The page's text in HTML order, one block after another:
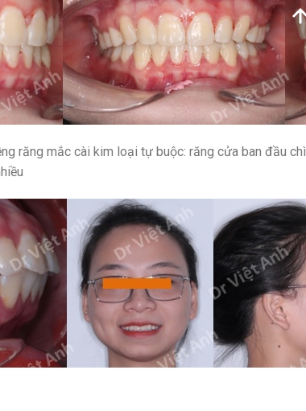
răng mắc cài kim loại tự buộc: răng cửa ban đầu